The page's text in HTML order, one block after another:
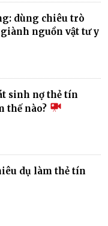
dùng chiêu trò
nguồn vật tư y
sinh nợ thẻ tín
thế nào?
dụ làm thẻ tín